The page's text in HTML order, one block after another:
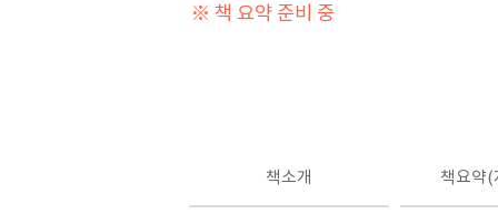
※ 책 요약 준비 중
책소개 책요약(